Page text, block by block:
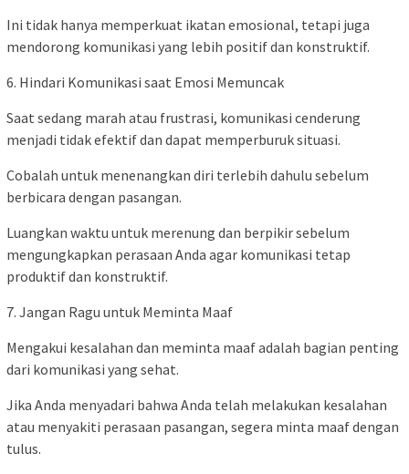
Ini tidak hanya memperkuat ikatan emosional, tetapi juga
mendorong komunikasi yang lebih positif dan konstruktif.
6. Hindari Komunikasi saat Emosi Memuncak
Saat sedang marah atau frustrasi, komunikasi cenderung
menjadi tidak efektif dan dapat memperburuk situasi.
Cobalah untuk menenangkan diri terlebih dahulu sebelum
berbicara dengan pasangan.
Luangkan waktu untuk merenung dan berpikir sebelum
mengungkapkan perasaan Anda agar komunikasi tetap
produktif dan konstruktif.
7. Jangan Ragu untuk Meminta Maaf
Mengakui kesalahan dan meminta maaf adalah bagian penting
dari komunikasi yang sehat.
Jika Anda menyadari bahwa Anda telah melakukan kesalahan
atau menyakiti perasaan pasangan, segera minta maaf dengan
tulus.